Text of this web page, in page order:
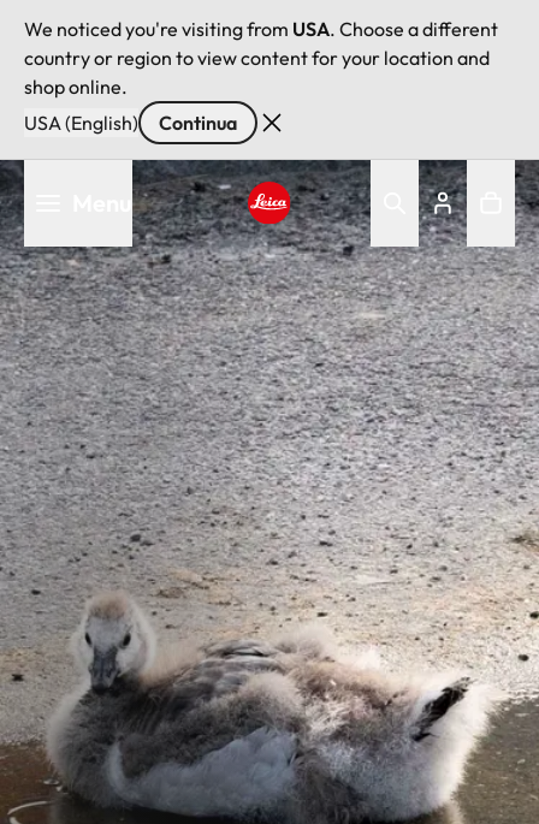
We noticed you're visiting from USA. Choose a different
country or region to view content for your location and
shop online.
USA (English)
Continua
Salta
al
contenuto
principale
Leica logo - Home